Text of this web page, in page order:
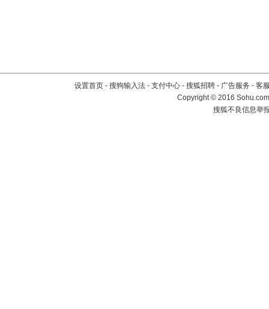
设置首页 - 搜狗输入法 - 支付中心 - 搜狐招聘 - 广告服务 - 客
Copyright©2016
搜狐不良信息举